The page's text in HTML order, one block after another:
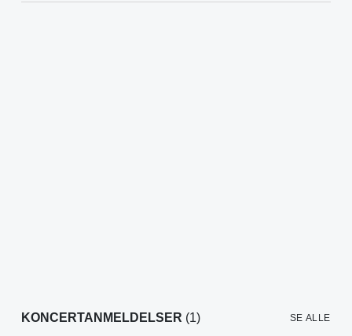
KONCERTANMELDELSER (1) SE ALLE